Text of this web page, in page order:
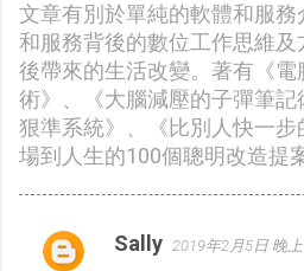
文章有別於單純的軟體和服
和服務背後的數位工作思維及
後帶來的生活改變。著有《
術》、《大腦減壓的子彈筆
狠準系統》、《比別人快一
場到人生的100個聰明改造提
留
Sally 2019年2月5日 晚